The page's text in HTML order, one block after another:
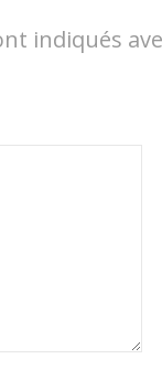
indiqués